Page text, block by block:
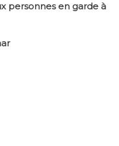
personnes en garde à